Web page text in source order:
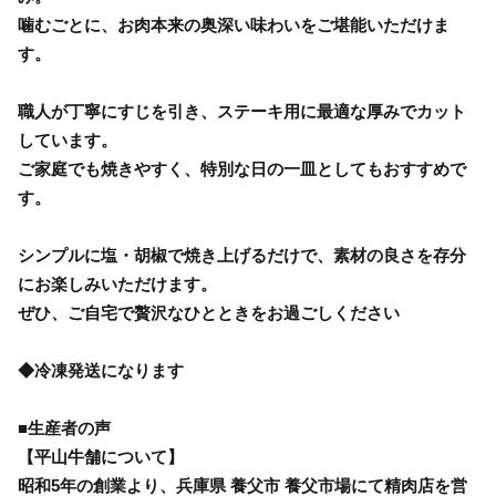
噛むごとに、お肉本来の奥深い味わいをご堪能いただけま
す。
職人が丁寧にすじを引き、ステーキ用に最適な厚みでカット
しています。
ご家庭でも焼きやすく、特別な日の一皿としてもおすすめで
す。
シンプルに塩・胡椒で焼き上げるだけで、素材の良さを存分
にお楽しみいただけます。
ぜひ、ご自宅で贅沢なひとときをお過ごしください
◆冷凍発送になります
■生産者の声
【平山牛舗について】
昭和5年の創業より、兵庫県 養父市 養父市場にて精肉店を営